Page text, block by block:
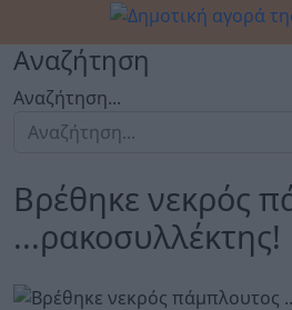
Αναζήτηση
Αναζήτηση...
Βρέθηκε νεκρός
...ρακοσυλλέκτης!